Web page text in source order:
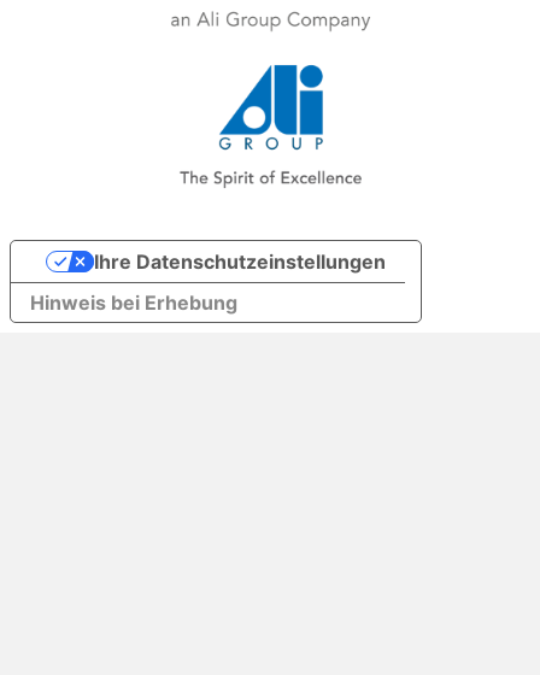
Hinweis bei Erhebung
Ihre Datenschutzeinstellungen